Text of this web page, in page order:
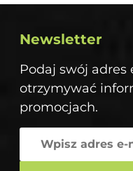
Newsletter
Podaj swój adres
otrzymywać
promocjach.